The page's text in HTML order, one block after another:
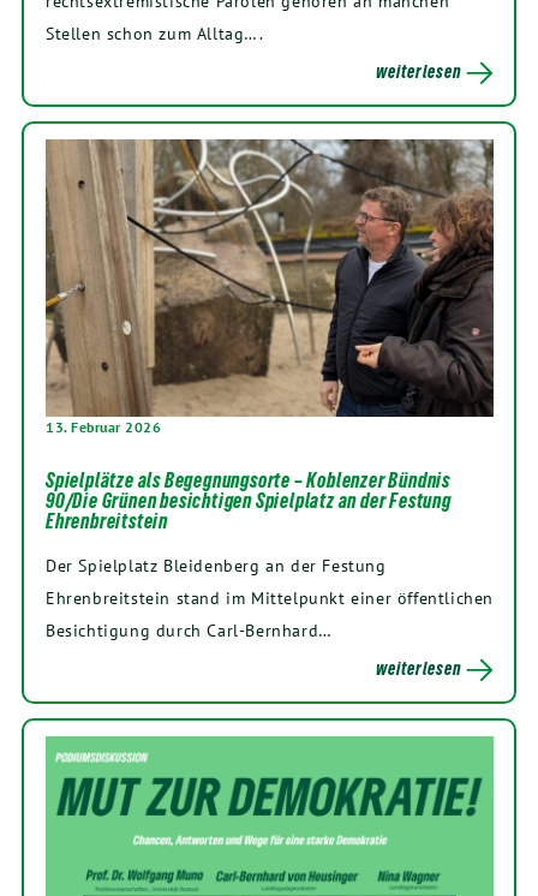
Stellen schon zum Alltag….
weiterlesen
13. Februar 2026
Spielplätze als Begegnungsorte – Koblenzer Bündnis
90/Die Grünen besichtigen Spielplatz an der Festung
Ehrenbreitstein
Der Spielplatz Bleidenberg an der Festung
Ehrenbreitstein stand im Mittelpunkt einer öffentlichen
Besichtigung durch Carl-Bernhard…
weiterlesen